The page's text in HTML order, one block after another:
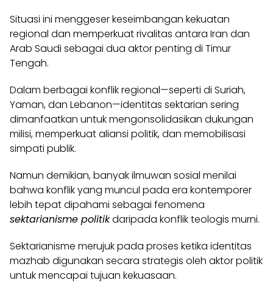
Situasi ini menggeser keseimbangan kekuatan
regional dan memperkuat rivalitas antara Iran dan
Arab Saudi sebagai dua aktor penting di Timur
Tengah.
Dalam berbagai konflik regional—seperti di Suriah,
Yaman, dan Lebanon—identitas sektarian sering
dimanfaatkan untuk mengonsolidasikan dukungan
milisi, memperkuat aliansi politik, dan memobilisasi
simpati publik.
Namun demikian, banyak ilmuwan sosial menilai
bahwa konflik yang muncul pada era kontemporer
lebih tepat dipahami sebagai fenomena
sektarianisme politikdaripada konflik teologis murni.
Sektarianisme merujuk pada proses ketika identitas
mazhab digunakan secara strategis oleh aktor politik
untuk mencapai tujuan kekuasaan.